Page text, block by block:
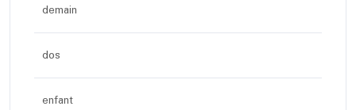
demain
dos
enfant